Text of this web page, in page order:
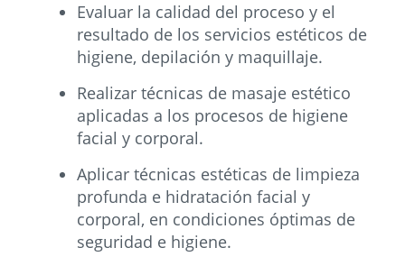
Evaluar la calidad del proceso y el
resultado de los servicios estéticos de
higiene, depilación y maquillaje.
Realizar técnicas de masaje estético
aplicadas a los procesos de higiene
facial y corporal.
Aplicar técnicas estéticas de limpieza
profunda e hidratación facial y
corporal, en condiciones óptimas de
seguridad e higiene.